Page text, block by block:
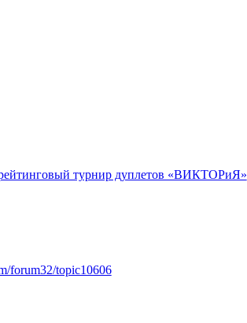
турнир дуплетов «ВИКТОРиЯ»
forum32/topic10606